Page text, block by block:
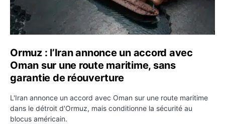
Ormuz : l’Iran annonce un accord avec
Oman sur une route maritime, sans
garantie de réouverture
L'Iran annonce un accord avec Oman sur une route maritime
dans le détroit d'Ormuz, mais conditionne la sécurité au
blocus américain.